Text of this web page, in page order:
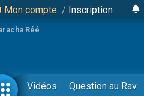
Mon compte / Inscription
Réé
Vidéos Question au Rav